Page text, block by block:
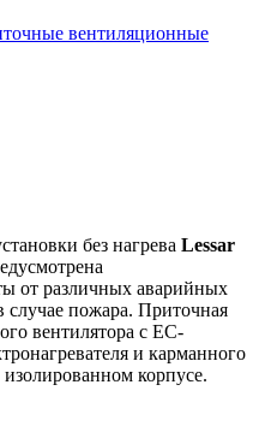
вентиляционные
без нагрева Lessar
от различных аварийных
случае пожара. Приточная
вентилятора с ЕС-
и карманного
корпусе.